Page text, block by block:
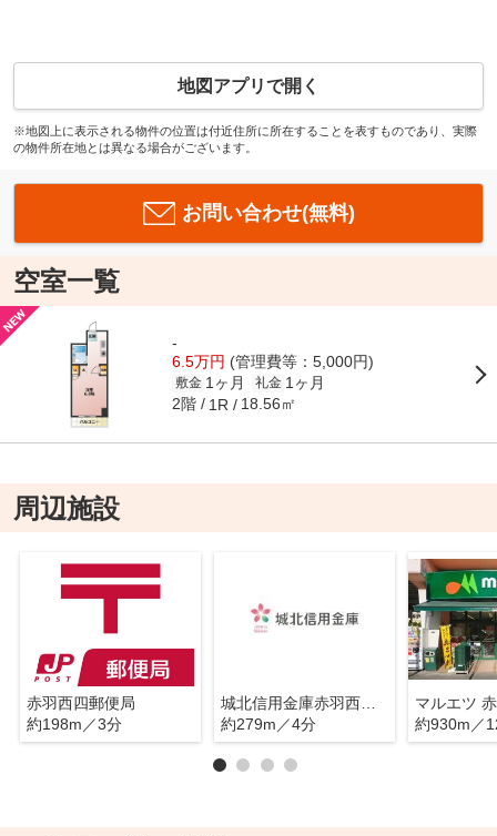
地図アプリで開く
※地図上に表示される物件の位置は付近住所に所在することを表すものであり、実際
の物件所在地とは異なる場合がございます。
お問い合わせ(無料)
空室一覧
-
6.5万円 (管理費等：5,000円)
敷金 1ヶ月 礼金 1ヶ月
2階 1R 18.56㎡
周辺施設
赤羽西四郵便局
約198m／3分
城北信用金庫赤羽西口支店西が丘出張所
約279m／4分
マルエツ
約930m／